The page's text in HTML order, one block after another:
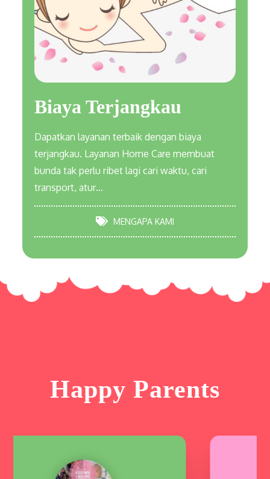
Biaya Terjangkau
Dapatkan layanan terbaik dengan biaya
terjangkau. Layanan Home Care membuat
bunda tak perlu ribet lagi cari waktu, cari
transport, atur…
MENGAPA KAMI
Happy Parents